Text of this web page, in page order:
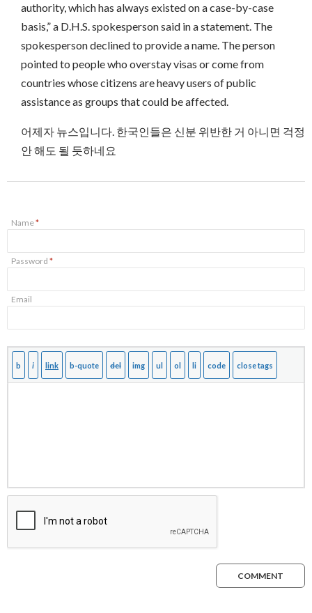
authority, which has always existed on a case-by-case
basis,” a D.H.S. spokesperson said in a statement. The
spokesperson declined to provide a name. The person
pointed to people who overstay visas or come from
countries whose citizens are heavy users of public
assistance as groups that could be affected.
어제자 뉴스입니다. 한국인들은 신분 위반한 거 아니면 걱정
안 해도 될 듯하네요
Name*
Password *
Email
COMMENT